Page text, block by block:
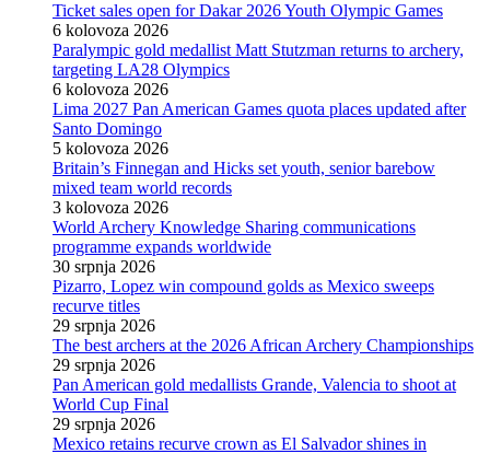
Ticket sales open for Dakar 2026 Youth Olympic Games
6 kolovoza 2026
Paralympic gold medallist Matt Stutzman returns to archery,
targeting LA28 Olympics
6 kolovoza 2026
Lima 2027 Pan American Games quota places updated after
Santo Domingo
5 kolovoza 2026
Britain’s Finnegan and Hicks set youth, senior barebow
mixed team world records
3 kolovoza 2026
World Archery Knowledge Sharing communications
programme expands worldwide
30 srpnja 2026
Pizarro, Lopez win compound golds as Mexico sweeps
recurve titles
29 srpnja 2026
The best archers at the 2026 African Archery Championships
29 srpnja 2026
Pan American gold medallists Grande, Valencia to shoot at
World Cup Final
29 srpnja 2026
Mexico retains recurve crown as El Salvador shines in